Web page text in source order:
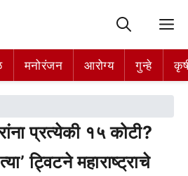
मनोरंजन आरोग्य गुन्हे
प्रत्येकी १५ कोटी?
ट्विटने महाराष्ट्राचे